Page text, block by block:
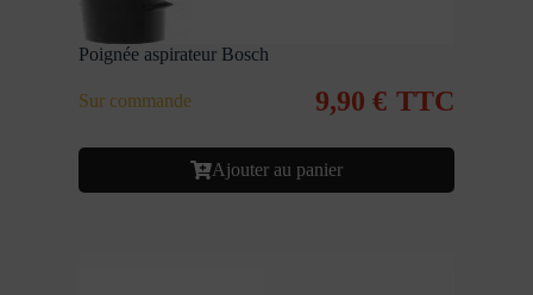
Poignée aspirateur Bosch
Sur commande 9,90 € TTC
Ajouter au panier